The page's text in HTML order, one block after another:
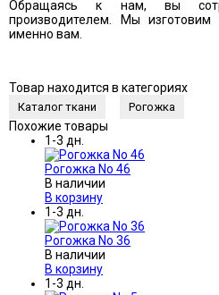
Обращаясь к нам, вы
производителем. Мы
именно вам.
Товар находится в категориях
Каталог ткани Рогожка
Похожие товары
1-3 дн.
Рогожка No 46
В наличии
В корзину
1-3 дн.
Рогожка No 36
В наличии
В корзину
1-3 дн.